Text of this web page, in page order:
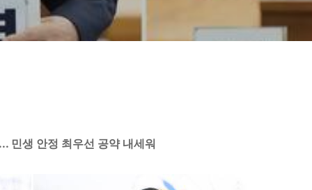
민생 안정 최우선 공약 내세워